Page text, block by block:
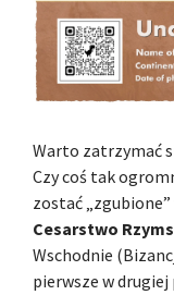
Warto zatrzymać
Czy coś tak
zostać
Cesarstwo
Wschodnie
pierwsze w drugiej